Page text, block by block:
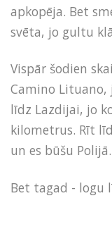
apkopēja. Bet
svēta, jo gultu
Vispār šodien
Camino Lituano,
līdz Lazdijai, jo
kilometrus. Rīt
un es būšu Polijā.
Bet tagad - logu